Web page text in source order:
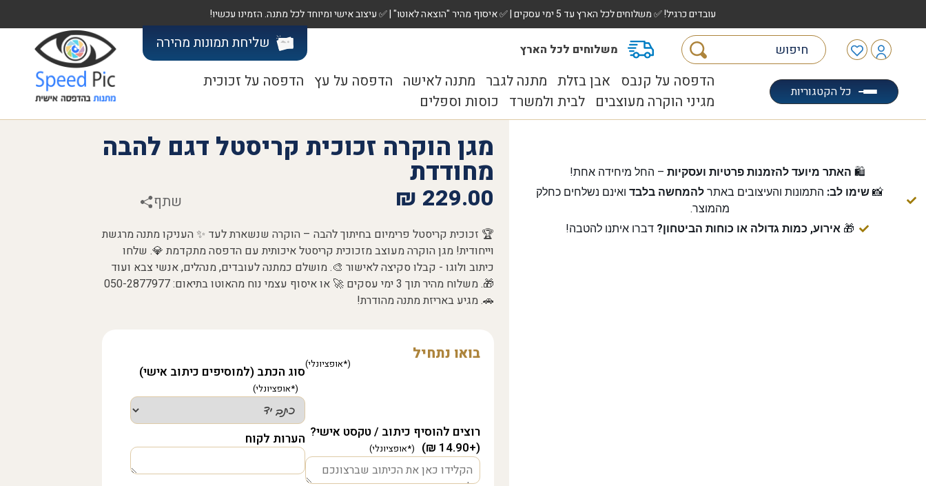
עובדים כרגיל! ✅ משלוחים לכל הארץ עד 5 ימי עסקים | ✅ איסוף מהיר "הוצאה לאוטו" | ✅ עיצוב אישי ומיוחד לכל מתנה. הזמינו עכשיו!
משלוחים לכל הארץ שליחת תמונות מהירה
כל הקטגוריות
הדפסה על קנבס אבן בזלת מתנה לגבר מתנה לאישה הדפסה על עץ הדפסה על זכוכית
מגיני הוקרה מעוצבים לבית ולמשרד כוסות וספלים
🛍️ האתר מיועד להזמנות פרטיות ועסקיות– החל מיחידה אחת!
📸 שימו לב: התמונות והעיצובים באתר להמחשה בלבדואינם נשלחים כחלק
מהמוצר.
🎁אירוע, כמות גדולה או כוחות הביטחון? דברו איתנו להטבה!
מגן הוקרה זכוכית קריסטל דגם להבה
מחודדת
229.00
₪ שתף
🏆 זכוכית קריסטל פרימיום בחיתוך להבה – הוקרה שנשארת לעד ✨ העניקו מתנה מרגשת
וייחודית! מגן הוקרה מעוצב מזכוכית קריסטל איכותית עם הדפסה מתקדמת 💎. שלחו
כיתוב ולוגו - קבלו סקיצה לאישור 🎨. מושלם כמתנה לעובדים, מנהלים, אנשי צבא ועוד
🎁. משלוח מהיר תוך 3 ימי עסקים 🚀 או איסוף עצמי נוח מהאוטו בתיאום: 050-2877977
🚗. מגיע באריזת מתנה מהודרת!
בואו נתחיל
רוצים להוסיף כיתוב / טקסט אישי?
(+14.90 ₪)
סוג הכתב (למוסיפים כיתוב אישי)
הערות לקוח